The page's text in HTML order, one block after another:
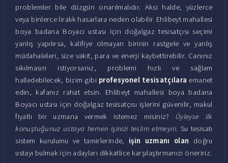
problemler bile düzgün onarılmalıdır. Aksi halde, yüzlerce
veya binlerce liralık hasarlara neden olabilir. Ehlibeyt mahallesi
boya badana Boyacı ustası için doğalgaz tesisatçısı seçimi
yanlış yapılırsa, kalifiye olmayan birinin rastgele ve yanlış
müdahaleleri, size vakit, para ve enerji kaybettirebilir. Canınız
sıkılmasın istiyorsanız, problemi hızlı ve sağlam
halledebilecek, bizim gibi profesyonel tesisatçılara emanet
edin, kafanız rahat etsin. Ehlibeyt mahallesi boya badana
Boyacı ustası için doğalgaz tesisatçısı işlerini güvenilir, makul
fiyatlı bir uzmana vermek istemez misiniz? Öyleyse ilk
konuştuğunuz ustaya hemen işinizi teslim etmeyin. Su tesisatı
sistem kurulumu ve tamirlerinde, işin uzmanı olan doğru
ustayı bulmak için adayları dikkatlice karşılaştırmanızı öneririz.